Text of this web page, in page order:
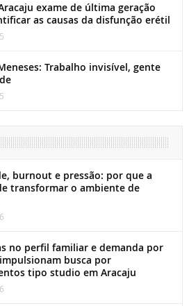
exame de última geração
as causas da disfunção erétil
Trabalho invisível, gente
burnout e pressão: por que a
transformar o ambiente de
no perfil familiar e demanda por
busca por
tipo studio em Aracaju